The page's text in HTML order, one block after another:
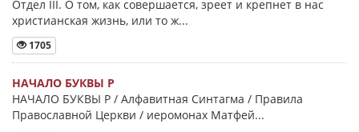
Отдел III. О том, как совершается, зреет и крепнет в нас
христианская жизнь, или то ж...
1705
НАЧАЛО БУКВЫ Ρ
НАЧАЛО БУКВЫ Ρ / Алфавитная Синтагма / Правила
Православной Церкви / иеромонах Матфей...